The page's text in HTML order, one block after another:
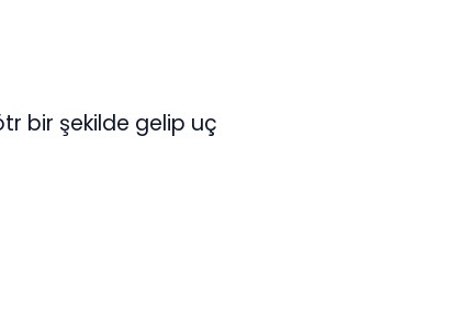
bir şekilde gelip uç